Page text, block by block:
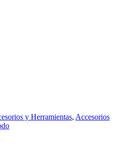
y Herramientas, Accesorios